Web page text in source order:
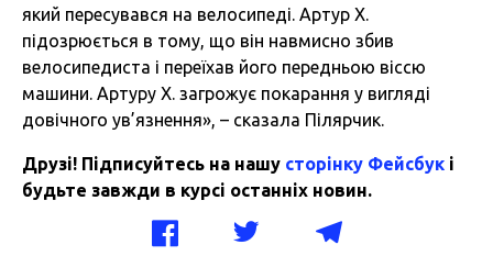
який пересувався на велосипеді. Артур Х.
підозрюється в тому, що він навмисно збив
велосипедиста і переїхав його передньою віссю
машини. Артуру Х. загрожує покарання у вигляді
довічного ув’язнення», – сказала Пілярчик.
Друзі! Підписуйтесь на нашу сторінку Фейсбук і
будьте завжди в курсі останніх новин.